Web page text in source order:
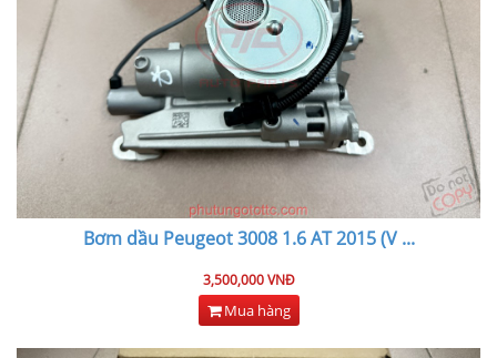
Bơm dầu Peugeot 3008 1.6 AT 2015 (V...
3,500,000 VNĐ
Mua hàng